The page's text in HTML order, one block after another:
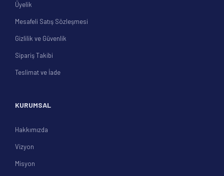
Üyelik
Mesafeli Satış Sözleşmesi
Gizlilik ve Güvenlik
Sipariş Takibi
Teslimat ve İade
KURUMSAL
Hakkımızda
Vizyon
Misyon